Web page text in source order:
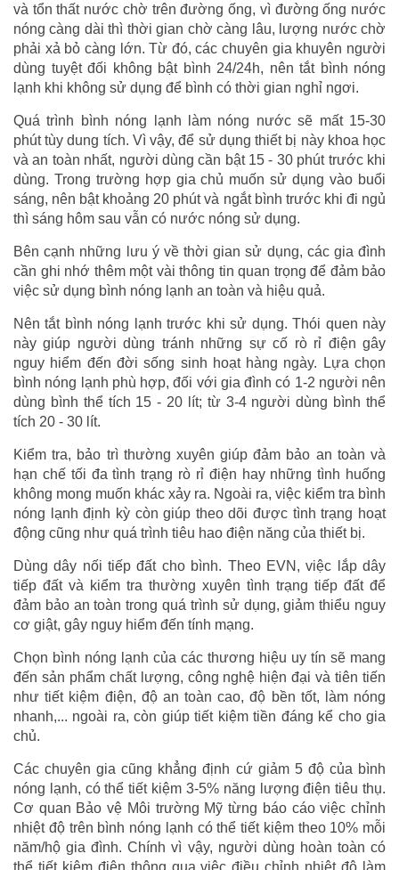
và tổn thất nước chờ trên đường ống, vì đường ống nước
nóng càng dài thì thời gian chờ càng lâu, lượng nước chờ
phải xả bỏ càng lớn. Từ đó, các chuyên gia khuyên người
dùng tuyệt đối không bật bình 24/24h, nên tắt bình nóng
lạnh khi không sử dụng để bình có thời gian nghỉ ngơi.
Quá trình bình nóng lạnh làm nóng nước sẽ mất 15-30
phút tùy dung tích. Vì vậy, để sử dụng thiết bị này khoa học
và an toàn nhất, người dùng cần bật 15 - 30 phút trước khi
dùng. Trong trường hợp gia chủ muốn sử dụng vào buổi
sáng, nên bật khoảng 20 phút và ngắt bình trước khi đi ngủ
thì sáng hôm sau vẫn có nước nóng sử dụng.
Bên cạnh những lưu ý về thời gian sử dụng, các gia đình
cần ghi nhớ thêm một vài thông tin quan trọng để đảm bảo
việc sử dụng bình nóng lạnh an toàn và hiệu quả.
Nên tắt bình nóng lạnh trước khi sử dụng. Thói quen này
này giúp người dùng tránh những sự cố rò rỉ điện gây
nguy hiểm đến đời sống sinh hoạt hàng ngày. Lựa chọn
bình nóng lạnh phù hợp, đối với gia đình có 1-2 người nên
dùng bình thể tích 15 - 20 lít; từ 3-4 người dùng bình thể
tích 20 - 30 lít.
Kiểm tra, bảo trì thường xuyên giúp đảm bảo an toàn và
hạn chế tối đa tình trạng rò rỉ điện hay những tình huống
không mong muốn khác xảy ra. Ngoài ra, việc kiểm tra bình
nóng lạnh định kỳ còn giúp theo dõi được tình trạng hoạt
động cũng như quá trình tiêu hao điện năng của thiết bị.
Dùng dây nối tiếp đất cho bình. Theo EVN, việc lắp dây
tiếp đất và kiểm tra thường xuyên tình trạng tiếp đất để
đảm bảo an toàn trong quá trình sử dụng, giảm thiểu nguy
cơ giật, gây nguy hiểm đến tính mạng.
Chọn bình nóng lạnh của các thương hiệu uy tín sẽ mang
đến sản phẩm chất lượng, công nghệ hiện đại và tiên tiến
như tiết kiệm điện, độ an toàn cao, độ bền tốt, làm nóng
nhanh,... ngoài ra, còn giúp tiết kiệm tiền đáng kể cho gia
chủ.
Các chuyên gia cũng khẳng định cứ giảm 5 độ của bình
nóng lạnh, có thể tiết kiệm 3-5% năng lượng điện tiêu thụ.
Cơ quan Bảo vệ Môi trường Mỹ từng báo cáo việc chỉnh
nhiệt độ trên bình nóng lạnh có thể tiết kiệm theo 10% mỗi
năm/hộ gia đình. Chính vì vậy, người dùng hoàn toàn có
thể tiết kiệm điện thông qua việc điều chỉnh nhiệt độ làm